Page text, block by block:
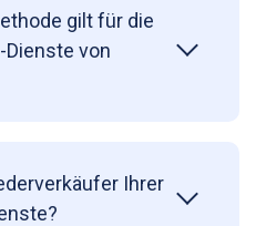
gilt für die
Dienste von
Ihrer